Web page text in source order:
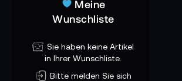
Meine
Wunschliste
Sie haben keine Artikel
in Ihrer Wunschliste.
Bitte melden Sie sich